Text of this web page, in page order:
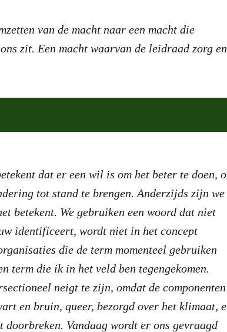
van de macht naar een macht die
zit. Een macht waarvan de leidraad zorg en
dat er een wil is om het beter te doen,
tot stand te brengen. Anderzijds zijn we
betekent. We gebruiken een woord dat niet
identificeert, wordt niet in het concept
die de term momenteel gebruiken
term die ik in het veld ben tegengekomen.
neigt te zijn, omdat de componenten
en bruin, queer, bezorgd over het klimaat,
Vandaag wordt er ons gevraagd